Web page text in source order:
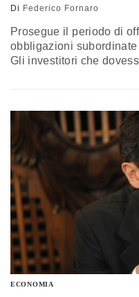
Di Federico Fornaro
Prosegue il periodo di
obbligazioni
Gli investitori che
che, con gli attuali
ECONOMIA